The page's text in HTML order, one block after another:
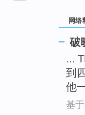
网络
破
...
到
他
基